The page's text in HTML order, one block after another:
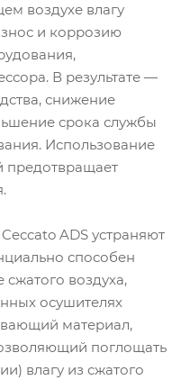
воздухе влагу
и коррозию
В результате —
снижение
срока службы
Использование
предотвращает
ADS устраняют
способен
сжатого воздуха,
осушителях
материал,
поглощать
влагу из сжатого